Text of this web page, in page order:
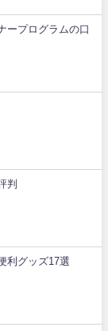
ープログラムの口
判
利グッズ17選